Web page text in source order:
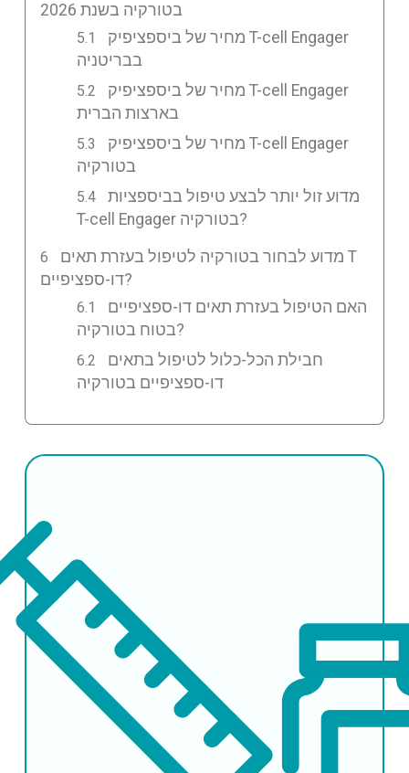
בטורקיה בשנת 2026
מחיר של ביספציפיק T-cell Engager
בבריטניה
מחיר של ביספציפיק T-cell Engager
בארצות הברית
מחיר של ביספציפיק T-cell Engager
בטורקיה
מדוע זול יותר לבצע טיפול בביספציות
T-cell Engager בטורקיה?
מדוע לבחור בטורקיה לטיפול בעזרת תאים T
דו-ספציפיים?
האם הטיפול בעזרת תאים דו-ספציפיים
בטוח בטורקיה?
חבילת הכל-כלול לטיפול בתאים
דו-ספציפיים בטורקיה